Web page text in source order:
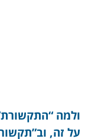
ולמה
על זה,